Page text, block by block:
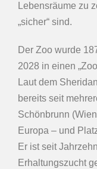
Lebensräume zu
„sicher“ sind.
Der Zoo wurde
2028 in einen
Laut dem
bereits seit
Schönbrunn
Europa – und
Er ist seit
Erhaltungszucht